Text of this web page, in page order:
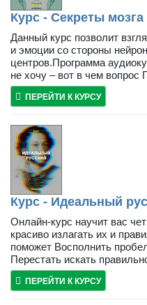
Курс - Секреты мозга
Данный курс позволит
и эмоции со стороны
центров.Программа
не хочу – вот в чем вопрос
ПЕРЕЙТИ К КУРСУ
Курс - Идеальный
Онлайн-курс научит вас
красиво излагать их и
поможет Восполнить
Перестать искать
ПЕРЕЙТИ К КУРСУ